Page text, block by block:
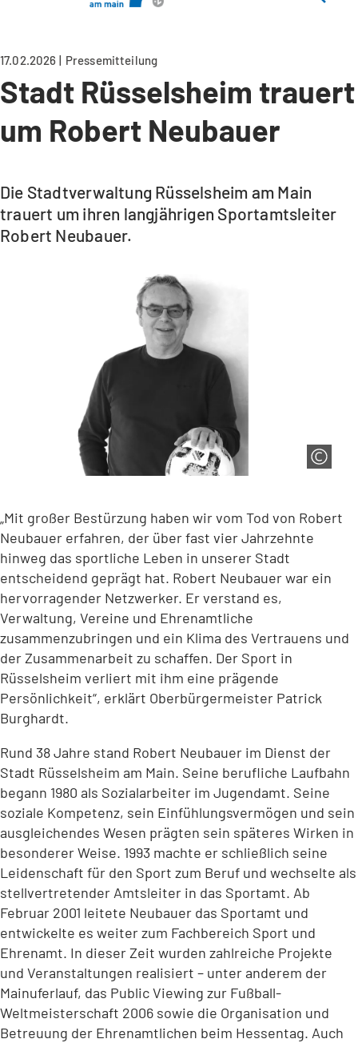
17.02.2026 Pressemitteilung
Stadt Rüsselsheim trauert
um Robert Neubauer
Die Stadtverwaltung Rüsselsheim am Main
trauert um ihren langjährigen Sportamtsleiter
Robert Neubauer.
„Mit großer Bestürzung haben wir vom Tod von Robert
Neubauer erfahren, der über fast vier Jahrzehnte
hinweg das sportliche Leben in unserer Stadt
entscheidend geprägt hat. Robert Neubauer war ein
hervorragender Netzwerker. Er verstand es,
Verwaltung, Vereine und Ehrenamtliche
zusammenzubringen und ein Klima des Vertrauens und
der Zusammenarbeit zu schaffen. Der Sport in
Rüsselsheim verliert mit ihm eine prägende
Persönlichkeit“, erklärt Oberbürgermeister Patrick
Burghardt.
Rund 38 Jahre stand Robert Neubauer im Dienst der
Stadt Rüsselsheim am Main. Seine berufliche Laufbahn
begann 1980 als Sozialarbeiter im Jugendamt. Seine
soziale Kompetenz, sein Einfühlungsvermögen und sein
ausgleichendes Wesen prägten sein späteres Wirken in
besonderer Weise. 1993 machte er schließlich seine
Leidenschaft für den Sport zum Beruf und wechselte als
stellvertretender Amtsleiter in das Sportamt. Ab
Februar 2001 leitete Neubauer das Sportamt und
entwickelte es weiter zum Fachbereich Sport und
Ehrenamt. In dieser Zeit wurden zahlreiche Projekte
und Veranstaltungen realisiert – unter anderem der
Mainuferlauf, das Public Viewing zur Fußball-
Weltmeisterschaft 2006 sowie die Organisation und
Betreuung der Ehrenamtlichen beim Hessentag. Auch